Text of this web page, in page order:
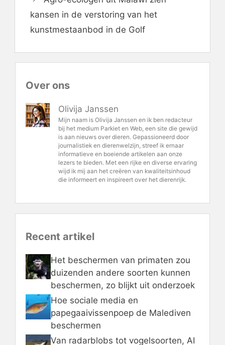
kansen in de verstoring van het
kunstmestaanbod in de Golf
Over ons
Olivija Janssen
Mijn naam is Olivija Janssen en ik ben redacteur
bij het medium Parkiet en Web, een site die gewijd
is aan nieuws over dieren. Gepassioneerd door
journalistiek en dierenwelzijn, streef ik ernaar
informatieve en boeiende artikelen aan onze
lezers te bieden. Met een rijke en diverse ervaring
wijd ik mij aan het creëren van kwaliteitsinhoud
die informeert en inspireert over het dierenrijk.
Recent artikel
Het beschermen van primaten zou
duizenden andere soorten kunnen
beschermen, zo blijkt uit onderzoek
Hoe sociale media en
papegaaivissenpoep de Malediven
beschermen
Van radarblobs tot vogelsoorten, AI